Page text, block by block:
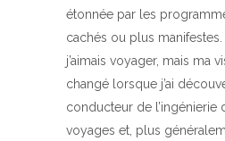
étonnée par les
cachés ou plus
j’aimais voyager, mais ma
changé lorsque j’ai
conducteur de l’ingénierie
voyages et, plus